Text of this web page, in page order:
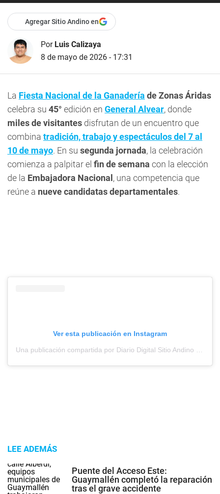
Agregar Sitio Andino en
Por Luis Calizaya
8 de mayo de 2026 - 17:31
La Fiesta Nacional de la Ganadería de Zonas Áridas
celebra su 45° edición en General Alvear, donde
miles de visitantes disfrutan de un encuentro que
combina tradición, trabajo y espectáculos del 7 al
10 de mayo. En su segunda jornada, la celebración
comienza a palpitar el fin de semana con la elección
de la Embajadora Nacional , una competencia que
reúne a nueve candidatas departamentales.
Ver esta publicación en Instagram
LEE ADEMÁS
Puente del Acceso Este:
Guaymallén completó la reparación
tras el grave accidente